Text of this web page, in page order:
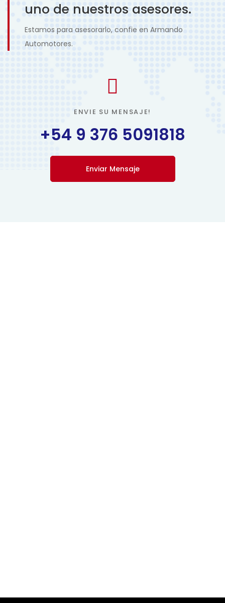
uno de nuestros asesores.
Estamos para asesorarlo, confie en Armando
Automotores.
ENVIE SU MENSAJE!
+54 9 376 5091818
Enviar Mensaje